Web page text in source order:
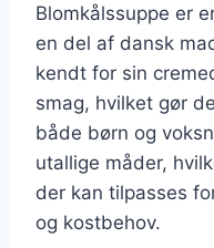
Blomkålssuppe er
en del af dansk
kendt for sin
smag, hvilket gør
både børn og
utallige måder,
der kan tilpasses
og kostbehov.